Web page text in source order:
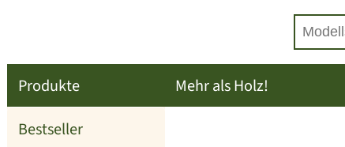
Produkte
Bestseller
Mehr als Holz!